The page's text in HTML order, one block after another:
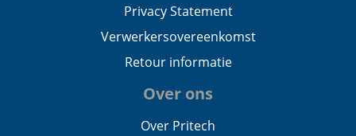
Privacy Statement
Verwerkersovereenkomst
Retour informatie
Over ons
Over Pritech